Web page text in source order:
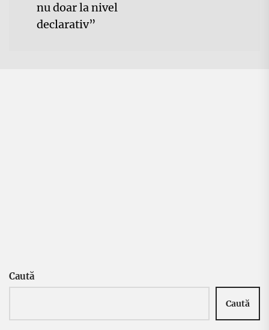
nu doar la nivel
declarativ”
Caută
Caută